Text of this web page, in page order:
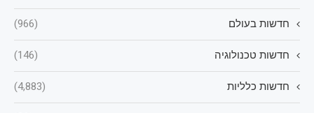
חדשות בעולם (966)
חדשות טכנולוגיה (146)
חדשות כלליות (4,883)